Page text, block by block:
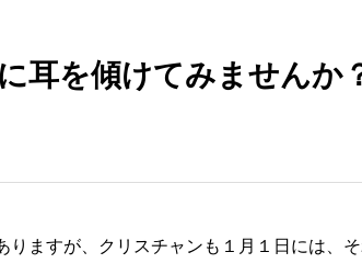
耳を傾けてみません
ますが、クリスチャンも１月１日には、